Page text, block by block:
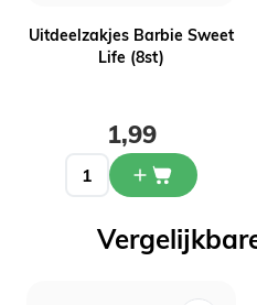
Uitdeelzakjes Barbie Sweet
Life (8st)
1,99